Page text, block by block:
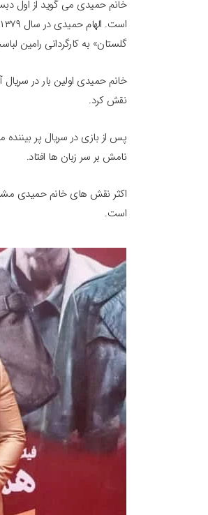
گلستان» به کارگردانی رامین لباسچی انتخاب شد. وی
نقش کرد.
پس از بازی در سریال پر
نامش بر سر زبان ها افتاد.
اکثر نقش های خانم حمیدی
است.